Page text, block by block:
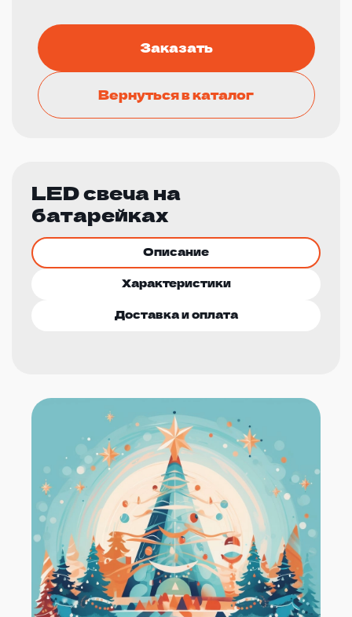
Заказать
Вернуться в каталог
LED свеча на
батарейках
Описание
Характеристики
Доставка и оплата